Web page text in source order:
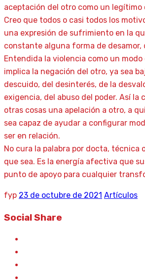
aceptación del otro como un legítimo
Creo que todos o casi todos los
una expresión de sufrimiento en la
constante alguna forma de desamor,
Entendida la violencia como un
implica la negación del otro, ya sea
descuido, del desinterés, de la
exigencia, del abuso del poder. Así la
otras cosas una apelación a otro, a
sea capaz de ayudar a configurar
ser en relación.
No cura la palabra por docta, técnica
que sea. Es la energía afectiva que
punto de apoyo para cualquier
fyp 23 de octubre de 2021 Artículos
Social Share